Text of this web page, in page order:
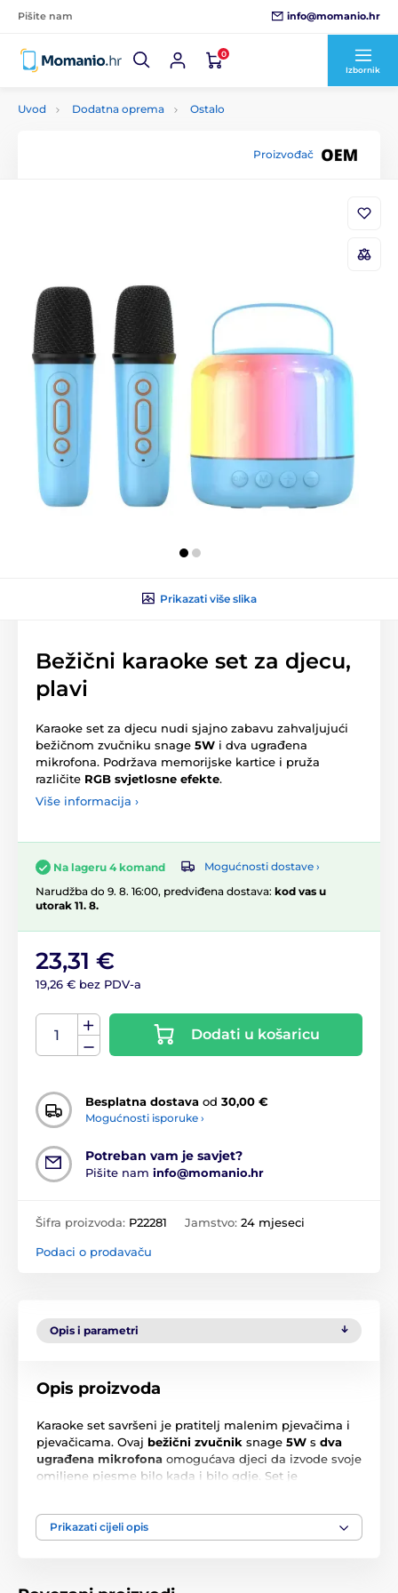
Pišite nam info@momanio.hr
0
Izbornik
Uvod Dodatna oprema Ostalo
Proizvođač
Prikazati više slika
Bežični karaoke set za djecu,
plavi
Karaoke set za djecu nudi sjajno zabavu zahvaljujući
bežičnom zvučniku snage 5W i dva ugrađena
mikrofona. Podržava memorijske kartice i pruža
različite RGB svjetlosne efekte.
Više informacija ›
Na lageru 4 komand
Mogućnosti dostave ›
Narudžba do 9. 8. 16:00, predviđena dostava: kod vas u
utorak 11. 8.
23,31 €
19,26 € bez PDV-a
Dodati u košaricu
Besplatna dostava od 30,00 €
Mogućnosti isporuke ›
Potreban vam je savjet?
Pišite nam info@momanio.hr
Šifra proizvoda: P22281 Jamstvo: 24 mjeseci
Podaci o prodavaču
Opis i parametri
Opis proizvoda
Karaoke set savršeni je pratitelj malenim pjevačima i
pjevačicama. Ovaj bežični zvučnik snage 5W s dva
ugrađena mikrofona omogućava djeci da izvode svoje
omiljene pjesme bilo kada i bilo gdje. Set je
osiguravajući sjajan glazbeni doživljaj.
Prikazati cijeli opis